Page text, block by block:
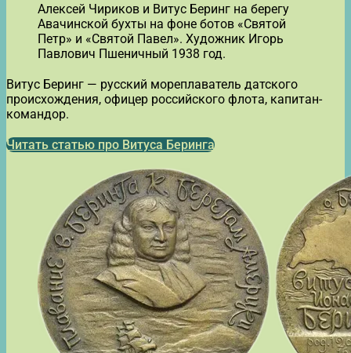
Алексей Чириков и Витус Беринг на берегу
Авачинской бухты на фоне ботов «Святой
Петр» и «Святой Павел». Художник Игорь
Павлович Пшеничный 1938 год.
Витус Беринг — русский мореплаватель датского
происхождения, офицер российского флота, капитан-
командор.
Читать статью про Витуса Беринга